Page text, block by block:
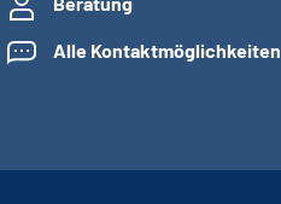
Alle Kontaktmöglichkeiten